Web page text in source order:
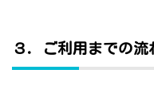
３．ご利用までの流